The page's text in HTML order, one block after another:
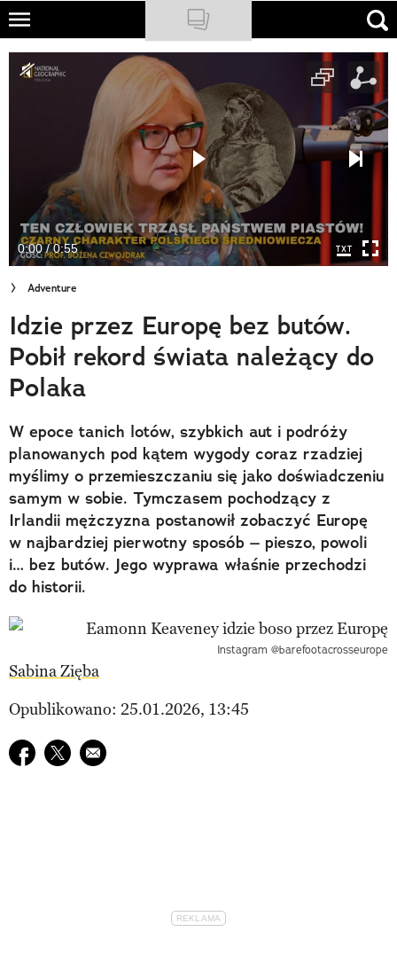
Skip
main
NATIONAL GEOGRAPHIC
Newsletter
Cuda Polski
Wielki Konkurs Fotograficzny
Trendbook Podróżniczy
Polecane
0:00 / 0:55
Adventure
Idzie przez Europę bez butów.
Pobił rekord świata należący do
Polaka
W epoce tanich lotów, szybkich aut i podróży
planowanych pod kątem wygody coraz rzadziej
myślimy o przemieszczaniu się jako doświadczeniu
samym w sobie. Tymczasem pochodzący z
Irlandii mężczyzna postanowił zobaczyć Europę
w najbardziej pierwotny sposób – pieszo, powoli
i… bez butów. Jego wyprawa właśnie przechodzi
do historii.
Instagram @barefootacrosseurope
Sabina Zięba
Opublikowano: 25.01.2026, 13:45
Udostępnij na facebook
Udostępnij na twitter
E-mail do przyjaciela